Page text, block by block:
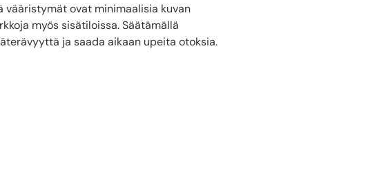
vääristymät ovat minimaalisia kuvan
myös sisätiloissa. Säätämällä
ja saada aikaan upeita otoksia.